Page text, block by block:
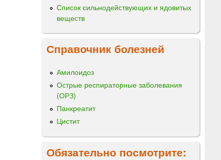
Список сильнодействующих и ядовитых
веществ
Справочник болезней
Амилоидоз
Острые респираторные заболевания
(ОРЗ)
Панкреатит
Цистит
Обязательно посмотрите: